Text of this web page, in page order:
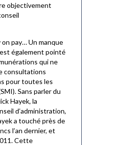
objectivement
on pay… Un manque
également pointé
qui ne
consultations
pour toutes les
Sans parler du
Hayek, la
d’administration,
a touché près de
l’an dernier, et
Cette